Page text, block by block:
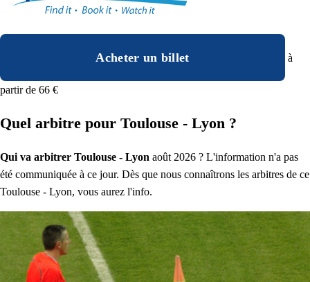
Acheter un billet à
partir de 66 €
Quel arbitre pour Toulouse - Lyon ?
Qui va arbitrer Toulouse - Lyon août 2026 ? L'information n'a pas
été communiquée à ce jour. Dès que nous connaîtrons les arbitres de ce
Toulouse - Lyon, vous aurez l'info.